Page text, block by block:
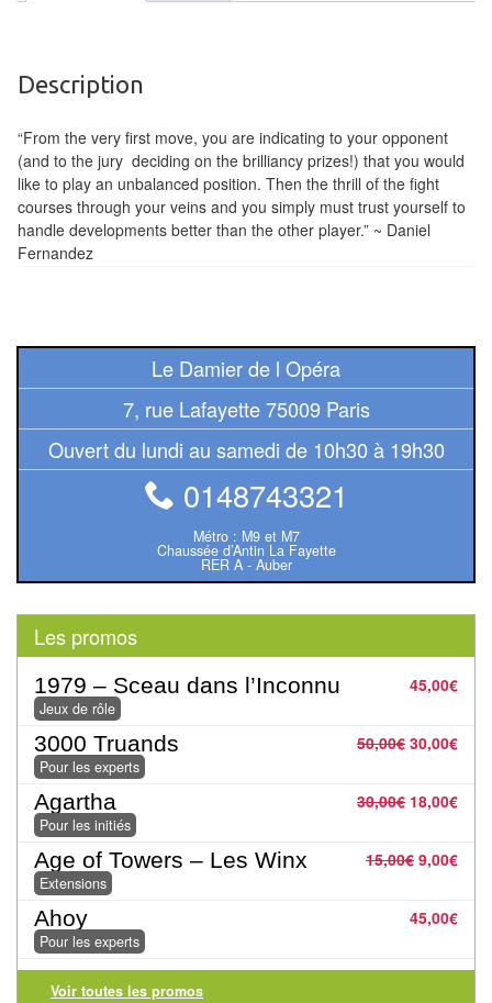
muraux/Plein
Pendules
Echiquier
pour
d'échecs
en
anglais
Tables
Jeux
société
Jeux
de
cartes
à
Collectionner
(TCG)
Description
“From the very first move, you are indicating to your opponent
(and to the jury deciding on the brilliancy prizes!) that you would
like to play an unbalanced position. Then the thrill of the fight
courses through your veins and you simply must trust yourself to
handle developments better than the other player.” ~ Daniel
Fernandez
Le Damier de l Opéra
7, rue Lafayette 75009 Paris
Ouvert du lundi au samedi de 10h30 à 19h30
0148743321
Métro : M9 et M7
Chaussée d’Antin La Fayette
RER A - Auber
Les promos
45,00€
1979 – Sceau dans l’Inconnu
Jeux de rôle
50,00€ 30,00€
3000 Truands
Pour les experts
30,00€ 18,00€
Agartha
Pour les initiés
15,00€ 9,00€
Age of Towers – Les Winx
Extensions
45,00€
Ahoy
Pour les experts
Voir toutes les promos